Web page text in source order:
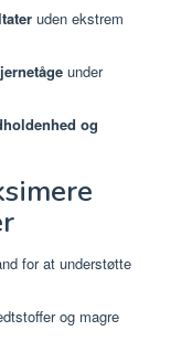
uden ekstrem
under
og
for at understøtte
og magre